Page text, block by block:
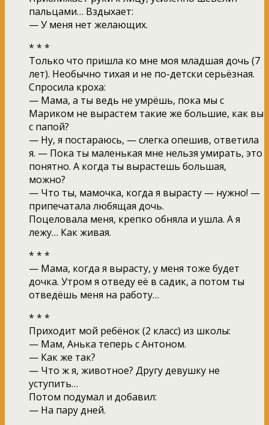
пальцами… Вздыхает:
— У меня нет желающих.
* * *
Только что пришла ко мне моя младшая дочь (7
лет). Необычно тихая и не по-детски серьёзная.
Спросила кроха:
— Мама, а ты ведь не умрёшь, пока мы с
Мариком не вырастем такие же большие, как вы
с папой?
— Ну, я постараюсь, — слегка опешив, ответила
я. — Пока ты маленькая мне нельзя умирать, это
понятно. А когда ты вырастешь большая,
можно?
— Что ты, мамочка, когда я вырасту — нужно! —
припечатала любящая дочь.
Поцеловала меня, крепко обняла и ушла. А я
лежу… Как живая.
* * *
— Мама, когда я вырасту, у меня тоже будет
дочка. Утром я отведу её в садик, а потом ты
отведёшь меня на работу…
* * *
Приходит мой ребёнок (2 класс) из школы:
— Мам, Анька теперь с Антоном.
— Как же так?
— Что ж я, животное? Другу девушку не
уступить…
Потом подумал и добавил:
— На пару дней.